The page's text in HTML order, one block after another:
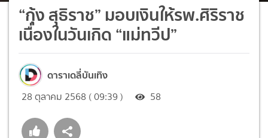
“กุ้ง สุธิราช” มอบเงินให้รพ.ศิริราช
เนื่องในวันเกิด “แม่ทวีป”
ดาราเดลี่บันเทิง
28 ตุลาคม 2568 ( 09:39 ) 58